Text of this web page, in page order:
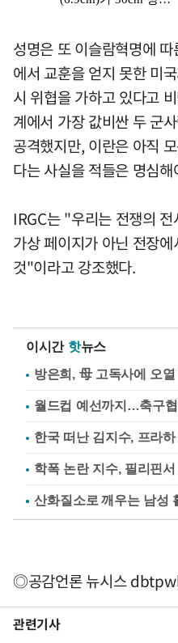
성명은 또 이슬람혁명에
에서 교훈을 얻지 못한 미
시 위협을 가하고 있다고
계에서 가장 값비싼 두 군
공격했지만, 이란은 아직
다는 사실을 적들은 명심
IRGC는 "우리는 전쟁의
가상 페이지가 아닌 전장
것"이라고 강조했다.
이시간 핫뉴스
방은희, 母 고독사에 오
월드컵 예선까지…축구
한국 떠난 김지수, 프라
학폭 논란 지수, 필리핀
◎공감언론 뉴시스
관련기사